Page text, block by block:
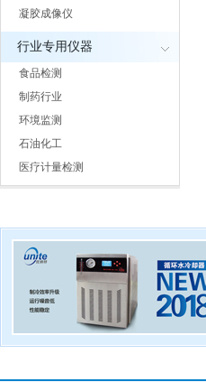
凝胶成像仪
行业专用仪器
食品检测
制药行业
环境监测
石油化工
医疗计量检测